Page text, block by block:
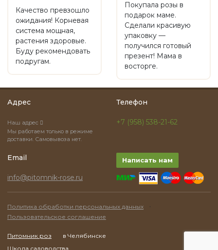
Качество превзошло
ожидания! Корневая
система мощная,
растения здоровые.
Буду рекомендовать
подругам.
Покупала розы в
подарок маме.
Сделали красивую
упаковку —
получился готовый
презент! Мама в
восторге.
Адрес
Наш адрес
Мы работаем только в режиме
доставки. Самовывоза нет.
Телефон
+7 (958) 538-21-62
Email
info@pitomnik-rose.ru
Написать нам
Политика обработки персональных данных ·
Пользовательское соглашение
Питомник роз
в Челябинске
Школа садоводства